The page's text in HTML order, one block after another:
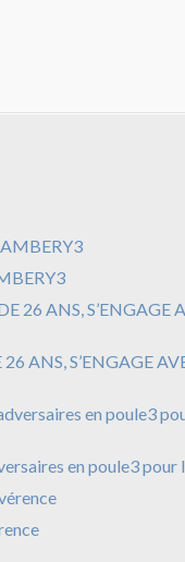
ANS, S’ENGAGE
en poule3 pour